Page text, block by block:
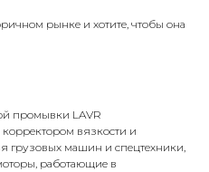
рынке и хотите, чтобы она
промывки LAVR
вязкости и
грузовых машин и спецтехники,
работающие в